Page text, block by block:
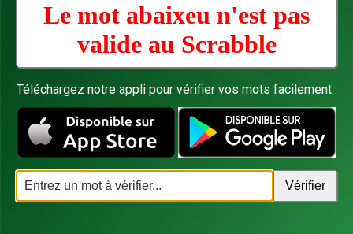
Le mot abaixeu n'est pas
valide au Scrabble
Téléchargez notre appli pour vérifier vos mots facilement :